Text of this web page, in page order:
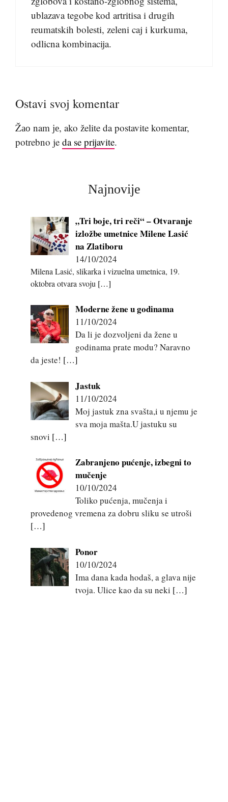
ublazava tegobe kod artritisa i drugih
reumatskih bolesti, zeleni caj i kurkuma,
odlicna kombinacija.
Ostavi svoj komentar
Žао nam је, ako želite da postavite komentar,
potrebno je da se prijavite.
Najnovije
„Tri boje, tri reči“ – Otvaranje
izložbe umetnice Milene Lasić
na Zlatiboru
14/10/2024
Milena Lasić, slikarka i vizuelna umetnica, 19.
oktobra otvara svoju […]
Moderne žene u godinama
11/10/2024
Da li je dozvoljeni da žene u
godinama prate modu? Naravno
da jeste! […]
Jastuk
11/10/2024
Moj jastuk zna svašta,i u njemu je
sva moja mašta.U jastuku su
snovi […]
Zabranjeno pućenje, izbegni to
mučenje
10/10/2024
Toliko pućenja, mučenja i
provedenog vremena za dobru sliku se utroši
[…]
Ponor
10/10/2024
Ima dana kada hodaš, a glava nije
tvoja. Ulice kao da su neki […]